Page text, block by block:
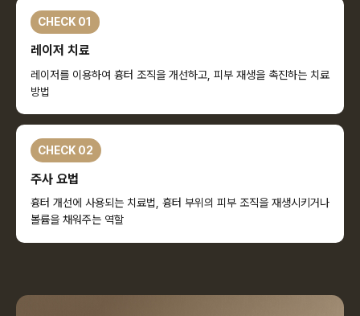
CHECK 01
레이저 치료
레이저를 이용하여 흉터 조직을 개선하고, 피부 재생을 촉진하는 치료
방법
CHECK 02
주사 요법
흉터 개선에 사용되는 치료법, 흉터 부위의 피부 조직을 재생시키거나
볼륨을 채워주는 역할